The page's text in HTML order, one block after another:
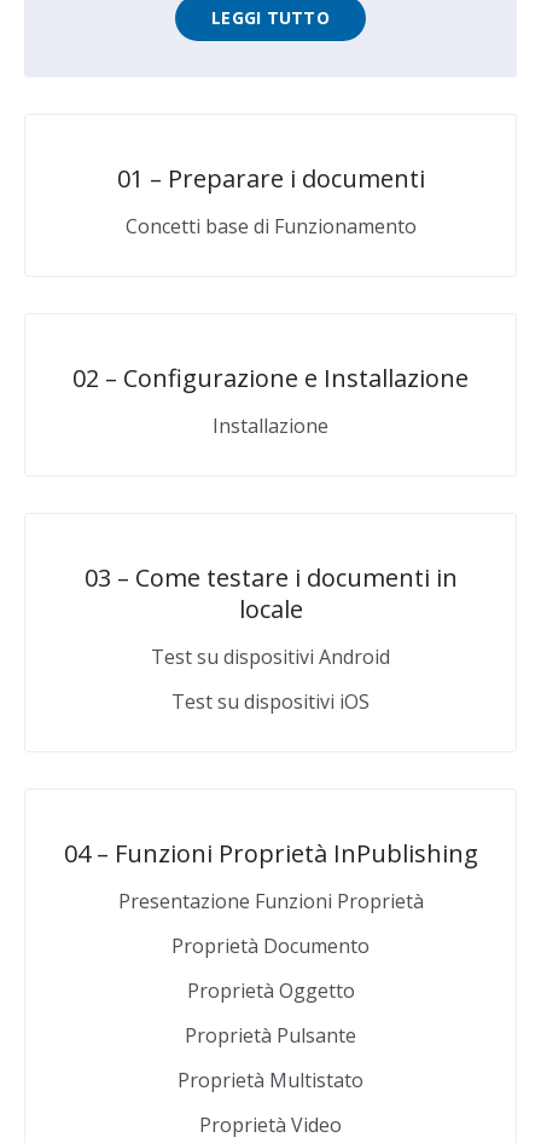
LEGGI TUTTO
01 – Preparare i documenti
Concetti base di Funzionamento
02 – Configurazione e Installazione
Installazione
03 – Come testare i documenti in
locale
Test su dispositivi Android
Test su dispositivi iOS
04 – Funzioni Proprietà InPublishing
Presentazione Funzioni Proprietà
Proprietà Documento
Proprietà Oggetto
Proprietà Pulsante
Proprietà Multistato
Proprietà Video